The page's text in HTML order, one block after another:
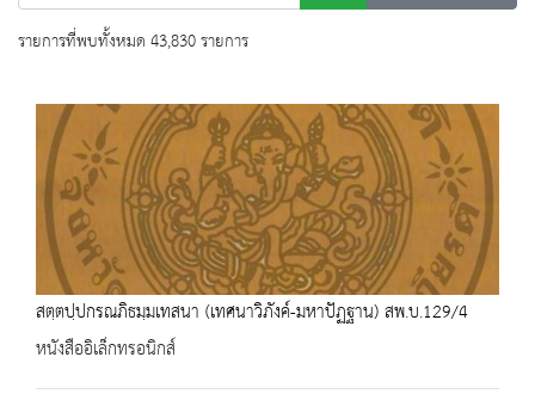
รายการที่พบทั้งหมด 43,830 รายการ
สตฺตปฺปกรณภิธมฺมเทสนา (เทศนาวิภังค์-มหาปัฏฐาน) สพ.บ.129/4
หนังสืออิเล็กทรอนิกส์